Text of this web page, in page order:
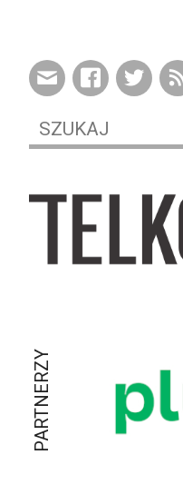
PARTNERZY